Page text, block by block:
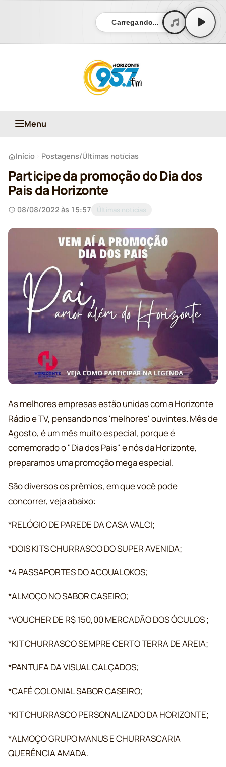
Carregando...
Menu
Início Postagens/Últimas notícias
Participe da promoção do Dia dos
Pais da Horizonte
08/08/2022 às 15:57 Últimas notícias
As melhores empresas estão unidas com a Horizonte
Rádio e TV, pensando nos 'melhores' ouvintes. Mês de
Agosto, é um mês muito especial, porque é
comemorado o "Dia dos Pais" e nós da Horizonte,
preparamos uma promoção mega especial.
São diversos os prêmios, em que você pode
concorrer, veja abaixo:
*RELÓGIO DE PAREDE DA CASA VALCI;
*DOIS KITS CHURRASCO DO SUPER AVENIDA;
*4 PASSAPORTES DO ACQUALOKOS;
*ALMOÇO NO SABOR CASEIRO;
*VOUCHER DE R$ 150,00 MERCADÃO DOS ÓCULOS ;
*KIT CHURRASCO SEMPRE CERTO TERRA DE AREIA;
*PANTUFA DA VISUAL CALÇADOS;
*CAFÉ COLONIAL SABOR CASEIRO;
*KIT CHURRASCO PERSONALIZADO DA HORIZONTE;
*ALMOÇO GRUPO MANUS E CHURRASCARIA
QUERÊNCIA AMADA.